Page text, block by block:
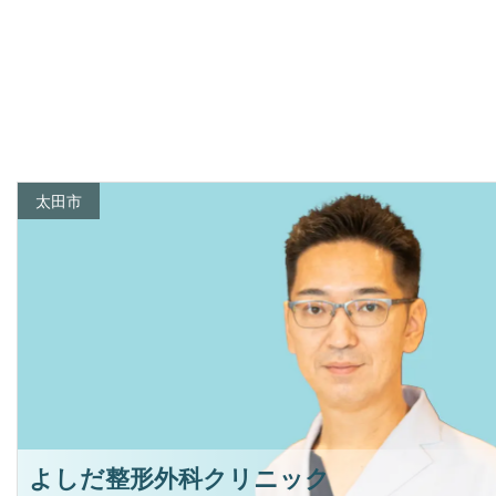
太田市
よしだ整形外科クリニック